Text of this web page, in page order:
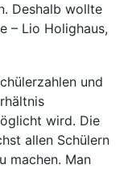
Deshalb wollte
– Lio Holighaus,
und
wird. Die
allen Schülern
machen. Man